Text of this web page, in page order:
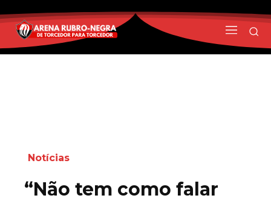
Notícias
“Não tem como falar